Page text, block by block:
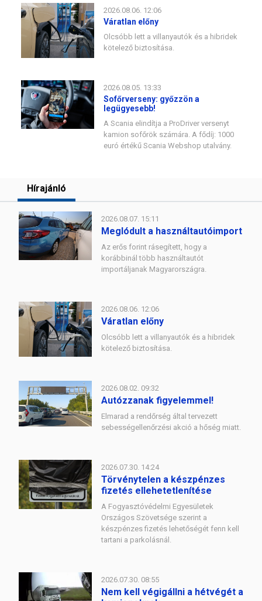
2026.08.06. 12:06
Váratlan előny
Olcsóbb lett a villanyautók és a hibridek
kötelező biztosítása.
2026.08.05. 13:33
Sofőrverseny: győzzön a
legügyesebb!
A Scania elindítja a ProDriver versenyt
kamion sofőrök számára. A fődíj: 1000
euró értékű Scania Webshop utalvány.
Hírajánló
2026.08.07. 15:11
Meglódult a használtautóimport
Az erős forint rásegített, hogy a
korábbinál több használtautót
importáljanak Magyarországra.
2026.08.06. 12:06
Váratlan előny
Olcsóbb lett a villanyautók és a hibridek
kötelező biztosítása.
2026.08.02. 09:32
Autózzanak figyelemmel!
Elmarad a rendőrség által tervezett
sebességellenőrzési akció a hőség miatt.
2026.07.30. 14:24
Törvénytelen a készpénzes
fizetés ellehetetlenítése
A Fogyasztóvédelmi Egyesületek
Országos Szövetsége szerint a
készpénzes fizetés lehetőségét fenn kell
tartani a parkolásnál.
2026.07.30. 08:55
Nem kell végigállni a hétvégét a